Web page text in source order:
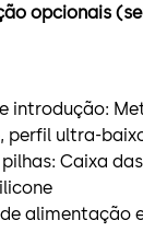
opcionais
introdução:
perfil ultra-
Caixa
alimentação